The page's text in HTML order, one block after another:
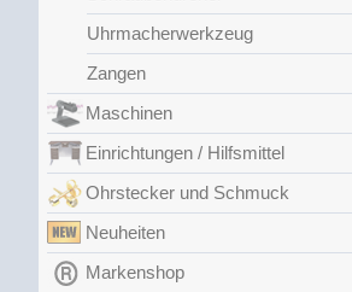
Uhrmacherwerkzeug
Zangen
Maschinen
Einrichtungen / Hilfsmittel
Ohrstecker und Schmuck
Neuheiten
Markenshop